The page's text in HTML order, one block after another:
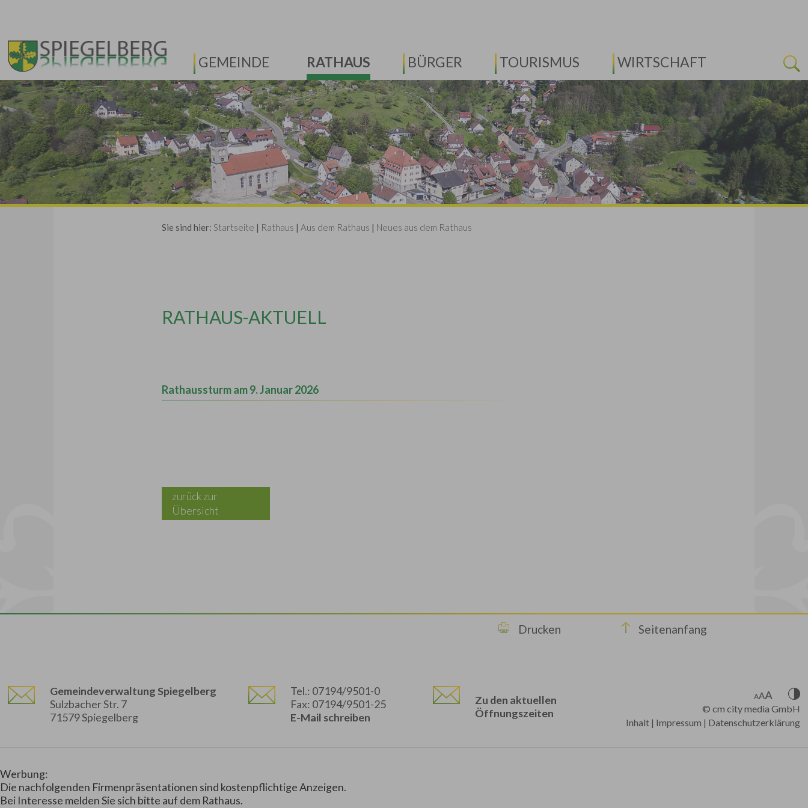
GEMEINDE RATHAUS BÜRGER TOURISMUS WIRTSCHAFT
Next
Sie sind hier: Startseite | Rathaus | Aus dem Rathaus | Neues aus dem Rathaus
RATHAUS-AKTUELL
Rathaussturm am 9. Januar 2026
zurück zur
Übersicht
Drucken Seitenanfang
Gemeindeverwaltung Spiegelberg
Sulzbacher Str. 7
71579 Spiegelberg
Tel.: 07194/9501-0
Fax: 07194/9501-25
E-Mail schreiben
Zu den aktuellen
Öffnungszeiten
© cm city media GmbH
Inhalt| Impressum | Datenschutzerklärung
Werbung:
Die nachfolgenden Firmenpräsentationen sind kostenpflichtige Anzeigen.
Bei Interesse melden Sie sich bitte auf dem Rathaus.